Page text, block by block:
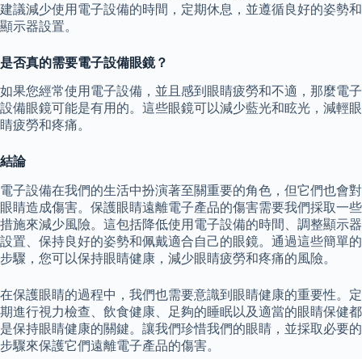
建議減少使用電子設備的時間，定期休息，並遵循良好的姿勢和
顯示器設置。
是否真的需要電子設備眼鏡？
如果您經常使用電子設備，並且感到眼睛疲勞和不適，那麼電子
設備眼鏡可能是有用的。這些眼鏡可以減少藍光和眩光，減輕眼
睛疲勞和疼痛。
結論
電子設備在我們的生活中扮演著至關重要的角色，但它們也會對
眼睛造成傷害。保護眼睛遠離電子產品的傷害需要我們採取一些
措施來減少風險。這包括降低使用電子設備的時間、調整顯示器
設置、保持良好的姿勢和佩戴適合自己的眼鏡。通過這些簡單的
步驟，您可以保持眼睛健康，減少眼睛疲勞和疼痛的風險。
在保護眼睛的過程中，我們也需要意識到眼睛健康的重要性。定
期進行視力檢查、飲食健康、足夠的睡眠以及適當的眼睛保健都
是保持眼睛健康的關鍵。讓我們珍惜我們的眼睛，並採取必要的
步驟來保護它們遠離電子產品的傷害。